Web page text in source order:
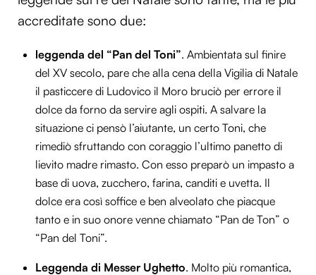
accreditate sono due:
leggenda del “Pan del Toni”. Ambientata sul finire
del XV secolo, pare che alla cena della Vigilia di Natale
il pasticcere di Ludovico il Moro bruciò per errore il
dolce da forno da servire agli ospiti. A salvare la
situazione ci pensò l’aiutante, un certo Toni, che
rimediò sfruttando con coraggio l’ultimo panetto di
lievito madre rimasto. Con esso preparò un impasto a
base di uova, zucchero, farina, canditi e uvetta. Il
dolce era così soffice e ben alveolato che piacque
tanto e in suo onore venne chiamato “Pan de Ton” o
“Pan del Toni”.
Leggenda di Messer Ughetto. Molto più romantica,